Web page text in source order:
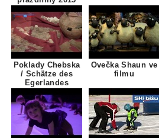
Poklady Chebska
/ Schätze des
Egerlandes
Ovečka Shaun ve
filmu